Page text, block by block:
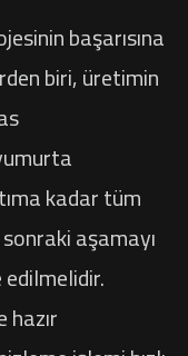
başarısına
biri, üretimin
kadar tüm
aşamayı
hazır